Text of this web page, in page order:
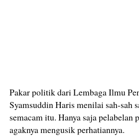
Pakar politik dari Lembaga Ilmu
Syamsuddin Haris menilai sah-sah
semacam itu. Hanya saja pelabelan
agaknya mengusik perhatiannya.